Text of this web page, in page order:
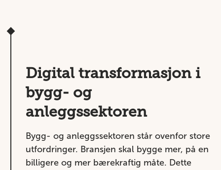
Digital transformasjon i
bygg- og
anleggssektoren
Bygg- og anleggssektoren står ovenfor store
utfordringer. Bransjen skal bygge mer, på en
billigere og mer bærekraftig måte. Dette